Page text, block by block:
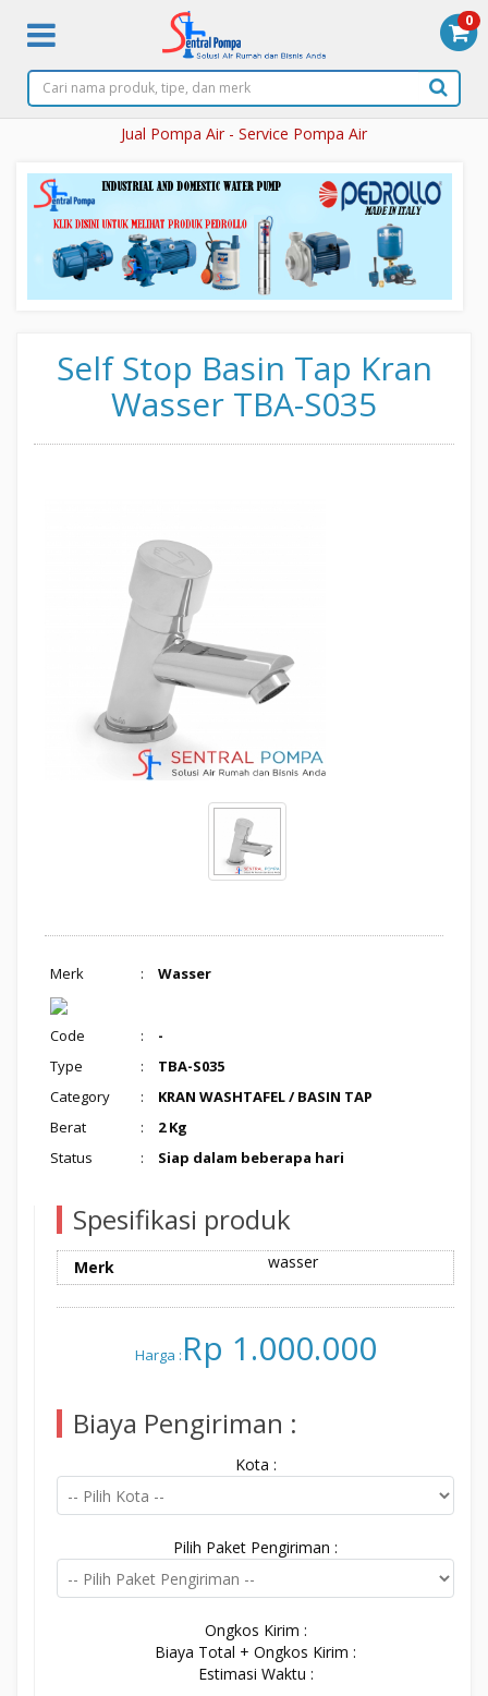
Jual Pompa Air - Service Pompa Air
0
Self Stop Basin Tap Kran
Wasser TBA-S035
Merk : Wasser
Code :
-
Type
:
TBA-S035
Category
:
KRAN WASHTAFEL / BASIN TAP
Berat
:
2 Kg
Status
: Siap dalam beberapa hari
Spesifikasi produk
Merk wasser
Harga : Rp 1.000.000
Biaya Pengiriman :
Kota :
Pilih Paket Pengiriman :
Ongkos Kirim :
Biaya Total + Ongkos Kirim :
Estimasi Waktu :